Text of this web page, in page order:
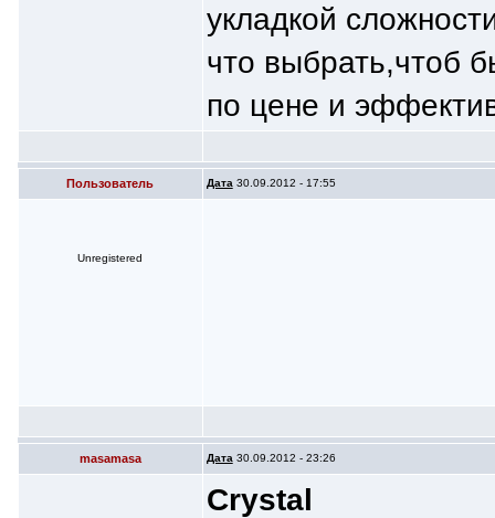
укладкой
что выбрать,чтоб
по цене и
Пoльзователь Дата 30.09.2012 - 17:55
Unregistered
masamasa Дата 30.09.2012 - 23:26
Crystal